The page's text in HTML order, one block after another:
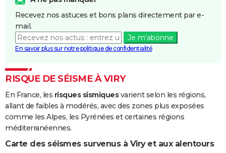
Recevez nos astuces et bons plans directement par e-
mail.
Je m'abonne
En savoir plus sur notre politique de confidentialité
RISQUE DE SÉISME À VIRY
En France, les risques sismiquesvarient selon les régions,
allant de faibles à modérés, avec des zones plus exposées
comme les Alpes, les Pyrénées et certaines régions
méditerranéennes.
Carte des séismes survenus à Viry et aux alentours